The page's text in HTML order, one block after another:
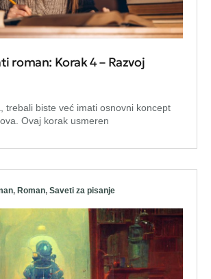
roman: Korak 4 – Razvoj
trebali biste već imati osnovni koncept
Ovaj korak usmeren
, Roman, Saveti za pisanje